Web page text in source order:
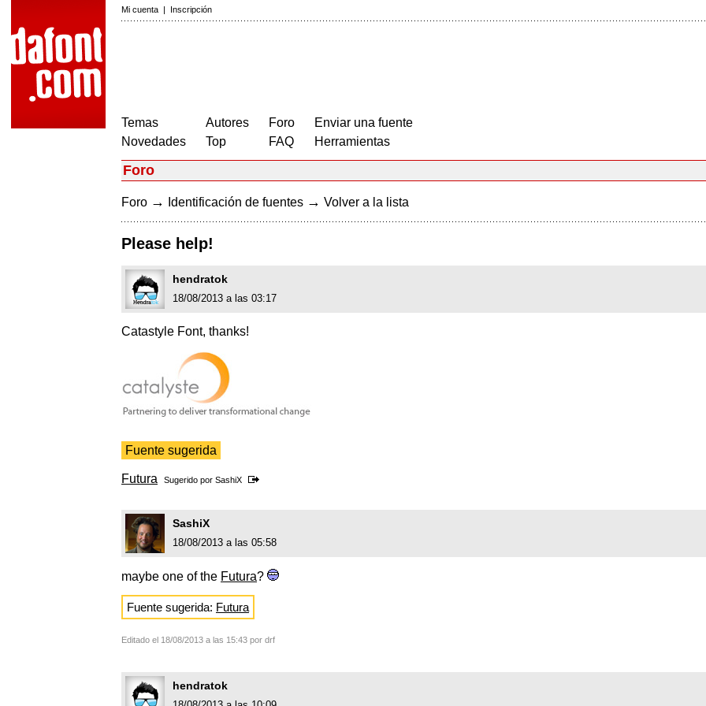
Mi cuenta | Inscripción
Temas
Novedades
Autores
Top
Foro
FAQ
Enviar una fuente
Herramientas
Foro
Foro → Identificación de fuentes → Volver a la lista
Please help!
hendratok
18/08/2013 a las 03:17
Catastyle Font, thanks!
Fuente sugerida
Futura Sugerido por SashiX
SashiX
18/08/2013 a las 05:58
maybe one of the Futura?
Fuente sugerida: Futura
Editado el 18/08/2013 a las 15:43 por drf
hendratok